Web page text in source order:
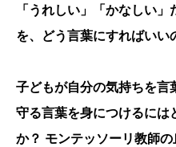
「うれしい」「かなしい
を、どう言葉にすればいい
子どもが自分の気持ちを言
守る言葉を身につけるには
か？ モンテッソーリ教師